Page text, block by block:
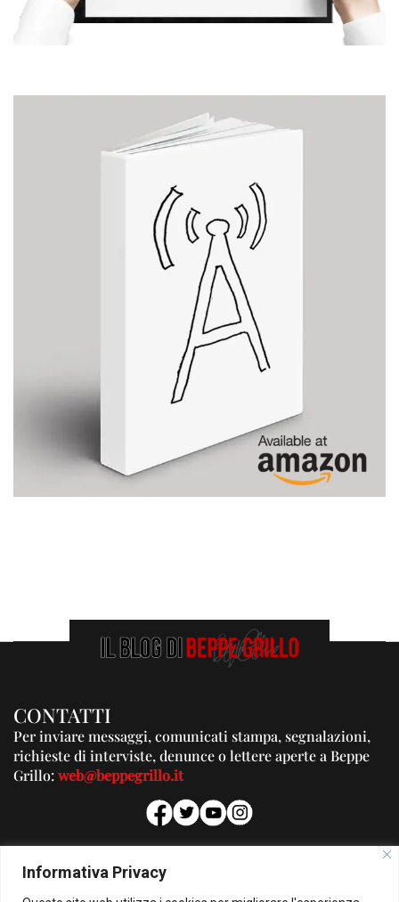
Informativa Privacy
CONTATTI
Per inviare messaggi, comunicati stampa, segnalazioni,
richieste di interviste, denunce o lettere aperte a Beppe
Grillo:web@beppegrillo.it
PUBBLICITA'
Per la tua pubblicità su questo Blog: